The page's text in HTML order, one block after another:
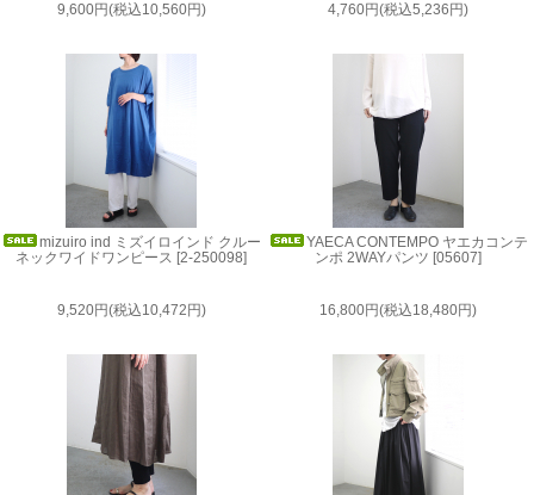
9,600円(税込10,560円) 4,760円(税込5,236円)
mizuiro ind ミズイロインド クルー
ネックワイドワンピース [2-250098]
9,520円(税込10,472円)
YAECA CONTEMPO ヤエカコンテ
ンポ 2WAYパンツ [05607]
16,800円(税込18,480円)